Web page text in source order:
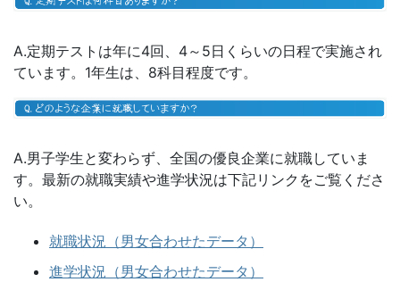
A.定期テストは年に4回、4～5日くらいの日程で実施され
ています。1年生は、8科目程度です。
A.男子学生と変わらず、全国の優良企業に就職していま
す。最新の就職実績や進学状況は下記リンクをご覧くださ
い。
就職状況（男女合わせたデータ）
進学状況（男女合わせたデータ）